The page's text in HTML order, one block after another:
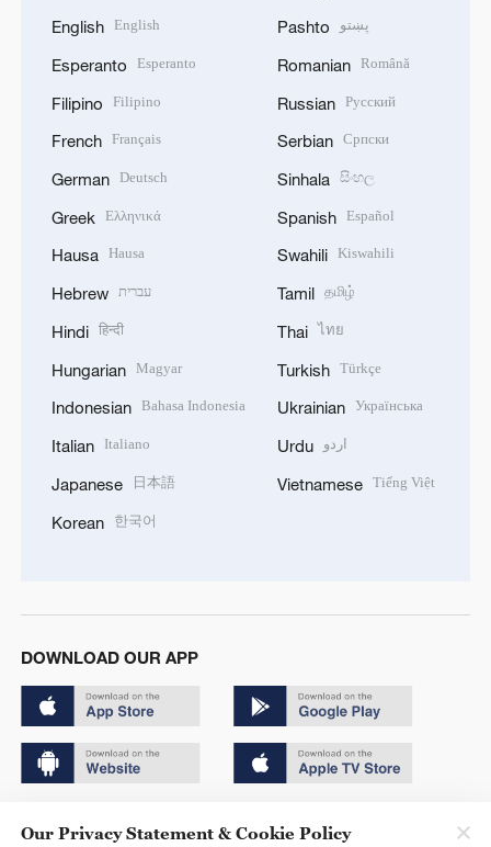
English English
Esperanto Esperanto
Filipino Filipino
French Français
German Deutsch
Greek Ελληνικά
Hausa Hausa
Hebrew עברית
Hindi हिन्दी
Hungarian Magyar
Indonesian Bahasa Indonesia
Italian Italiano
Japanese 日本語
Korean 한국어
Pashto پښتو
Romanian Română
Russian Русский
Serbian Српски
Sinhala සිංහල
Spanish Español
Swahili Kiswahili
Tamil தமிழ்
Thai ไทย
Turkish Türkçe
Ukrainian Українська
Urdu اردو
Vietnamese Tiếng Việt
DOWNLOAD OUR APP
Our Privacy Statement & Cookie Policy